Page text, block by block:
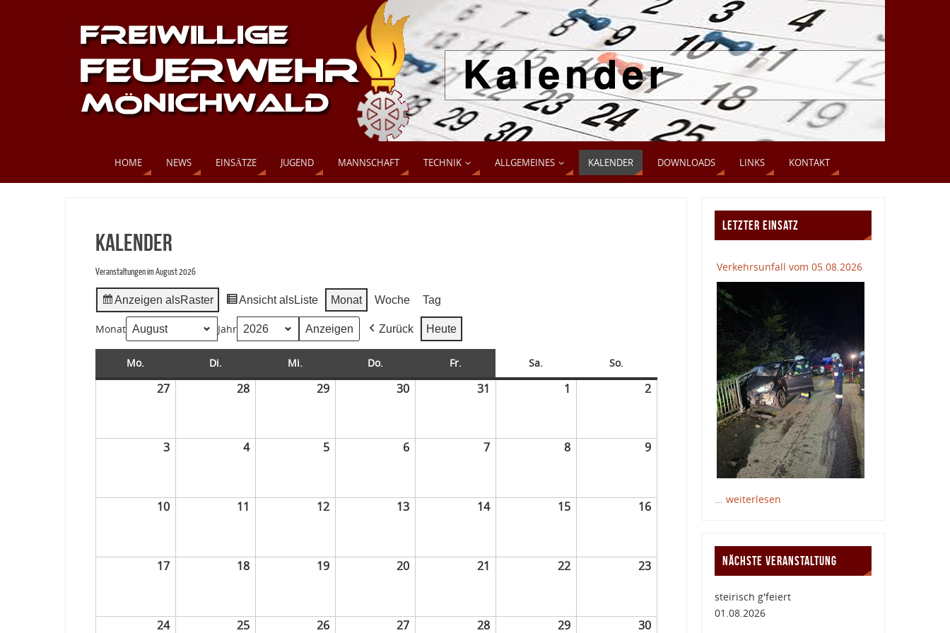
HOME NEWS EINSÄTZE JUGEND MANNSCHAFT TECHNIK ALLGEMEINES KALENDER DOWNLOADS LINKS KONTAKT
Kalender
Veranstaltungen im August 2026
Anzeigen alsRaster Ansicht alsListe Monat Woche Tag
Monat Jahr Zurück Heute
Mo. Di. Mi. Do. Fr. Sa. So.
27 28 29 30 31 1 2
3 4 5 6 7 8 9
10 11 12 13 14 15 16
17 18 19 20 21 22 23
24 25 26 27 28 29 30
LETZTER EINSATZ
Verkehrsunfall vom 05.08.2026
... weiterlesen
NÄCHSTE VERANSTALTUNG
steirisch g'feiert
01.08.2026